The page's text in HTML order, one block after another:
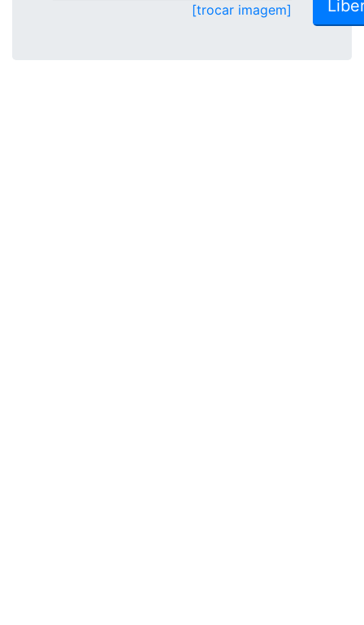
[trocar imagem]